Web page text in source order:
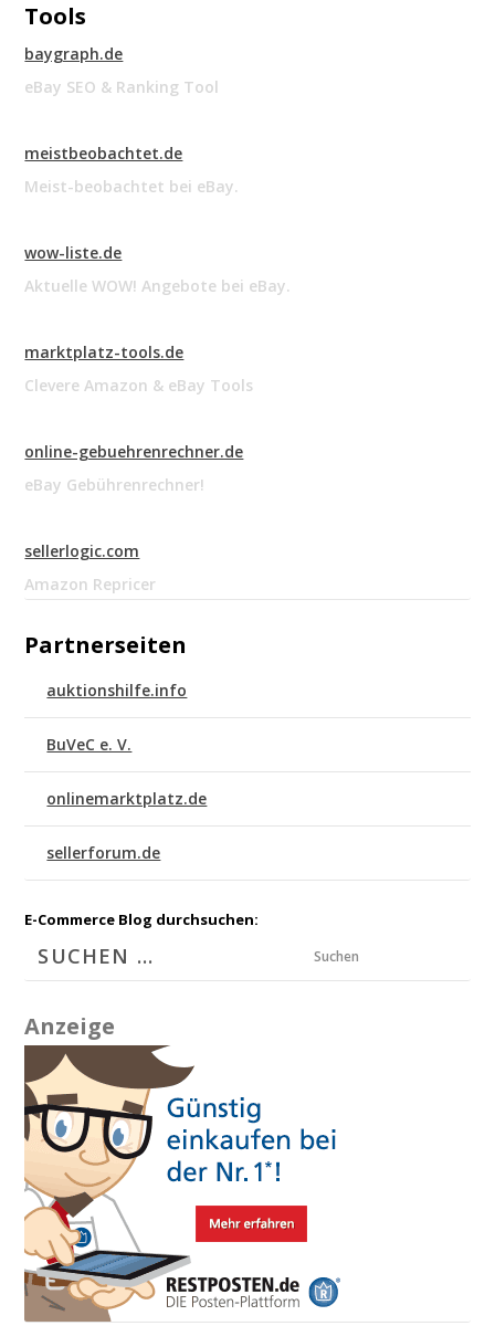
Tools
baygraph.de
eBay SEO & Ranking Tool
meistbeobachtet.de
Meist-beobachtet bei eBay.
wow-liste.de
Aktuelle WOW! Angebote bei eBay.
marktplatz-tools.de
Clevere Amazon & eBay Tools
online-gebuehrenrechner.de
eBay Gebührenrechner!
sellerlogic.com
Amazon Repricer
Partnerseiten
auktionshilfe.info
BuVeC e. V.
onlinemarktplatz.de
sellerforum.de
E-Commerce Blog durchsuchen:
Suchen
Anzeige